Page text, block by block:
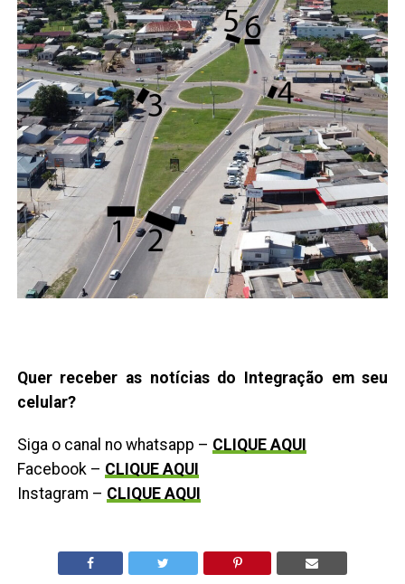
Quer receber as notícias do Integração em seu
celular?
Siga o canal no whatsapp – CLIQUE AQUI
Facebook – CLIQUE AQUI
Instagram – CLIQUE AQUI